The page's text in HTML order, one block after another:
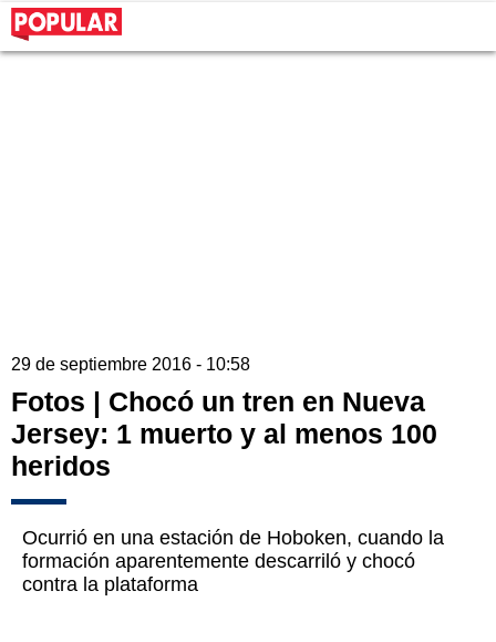
29 de septiembre 2016 - 10:58
Fotos | Chocó un tren en Nueva
Jersey: 1 muerto y al menos 100
heridos
Ocurrió en una estación de Hoboken, cuando la
formación aparentemente descarriló y chocó
contra la plataforma